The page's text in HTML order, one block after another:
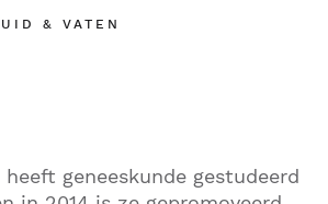
& VATEN
heeft geneeskunde gestudeerd